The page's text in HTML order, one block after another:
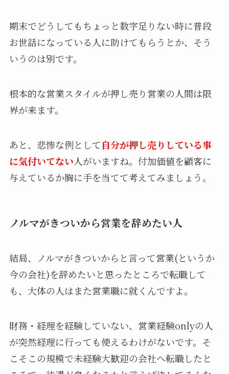
期末でどうしてもちょっと数字足りない時に普段
お世話になっている人に助けてもらうとか、そう
いうのは別です。
根本的な営業スタイルが押し売り営業の人間は限
界が来ます。
あと、悲惨な例として自分が押し売りしている事
に気付いてない人がいますね。付加価値を顧客に
与えているか胸に手を当てて考えてみましょう。
ノルマがきついから営業を辞めたい人
結局、ノルマがきついからと言って営業(というか
今の会社)を辞めたいと思ったところで転職して
も、大体の人はまた営業職に就くんですよ。
財務・経理を経験していない、営業経験onlyの人
が突然経理に行っても使えるわけがないです。そ
こそこの規模で未経験大歓迎の会社へ転職したと